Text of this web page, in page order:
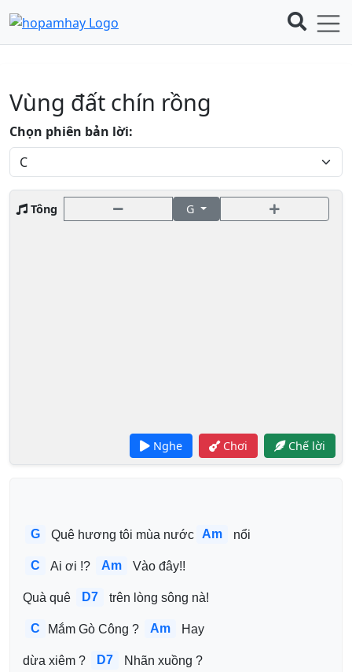
Vùng đất chín rồng
Chọn phiên bản lời:
Tông G
Nghe Chơi Chế lời
G Quê hương tôi mùa nước Am nổi
C Ai ơi !? Am Vào đây!!
Quà quê D7 trên lòng sông nà!
C Mắm Gò Công ? Am Hay
dừa xiêm ? D7 Nhãn xuồng ?